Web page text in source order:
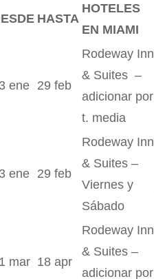
HASTA
HOTELES
EN MIAMI
ene 29 feb
Rodeway Inn
& Suites –
adicionar por
t. media
ene 29 feb
Rodeway Inn
& Suites –
Viernes y
Sábado
mar 18 apr
Rodeway Inn
& Suites –
adicionar por